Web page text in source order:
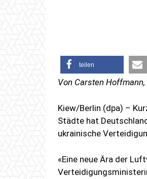
teilen
Von Carsten
Kiew/Berlin (dpa) –
Städte hat
ukrainische
«Eine neue Ära der